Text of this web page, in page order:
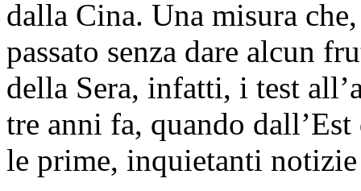
dalla Cina. Una misura
passato senza dare alcun
della Sera, infatti, i test
tre anni fa, quando
le prime, inquietanti